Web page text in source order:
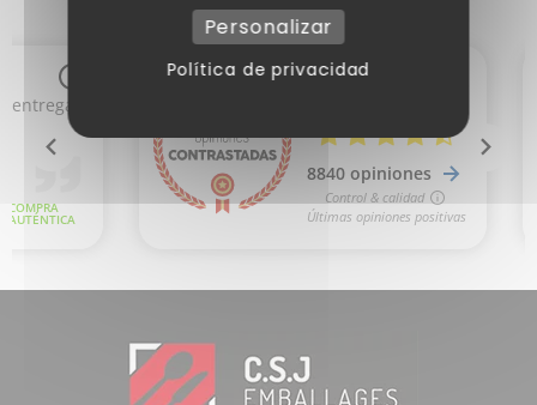
Personalizar
Política de privacidad